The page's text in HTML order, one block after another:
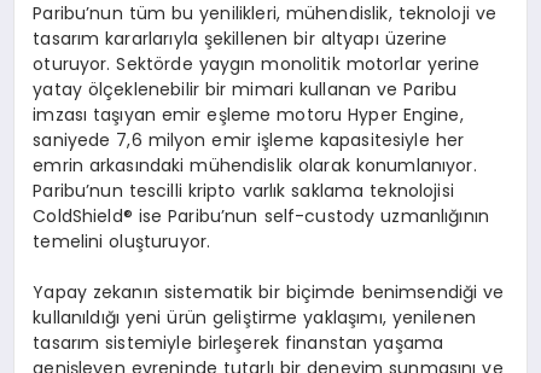
Paribu’nun tüm bu yenilikleri, mühendislik, teknoloji ve
tasarım kararlarıyla şekillenen bir altyapı üzerine
oturuyor. Sektörde yaygın monolitik motorlar yerine
yatay ölçeklenebilir bir mimari kullanan ve Paribu
imzası taşıyan emir eşleme motoru Hyper Engine,
saniyede 7,6 milyon emir işleme kapasitesiyle her
emrin arkasındaki mühendislik olarak konumlanıyor.
Paribu’nun tescilli kripto varlık saklama teknolojisi
ColdShield® ise Paribu’nun self-custody uzmanlığının
temelini oluşturuyor.
Yapay zekanın sistematik bir biçimde benimsendiği ve
kullanıldığı yeni ürün geliştirme yaklaşımı, yenilenen
tasarım sistemiyle birleşerek finanstan yaşama